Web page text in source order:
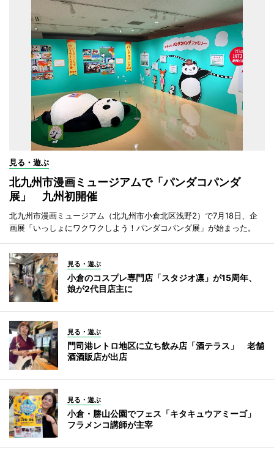
見る・遊ぶ
北九州市漫画ミュージアムで「パンダコパンダ
展」 九州初開催
北九州市漫画ミュージアム（北九州市小倉北区浅野2）で7月18日、企
画展「いっしょにワクワクしよう！パンダコパンダ展」が始まった。
見る・遊ぶ
小倉のコスプレ専門店「スタジオ凛」が15周年、
娘が2代目店主に
見る・遊ぶ
門司港レトロ地区に立ち飲み店「酒テラス」 老舗
酒酒販店が出店
見る・遊ぶ
小倉・勝山公園でフェス「キタキュウアミーゴ」
フラメンコ講師が主宰